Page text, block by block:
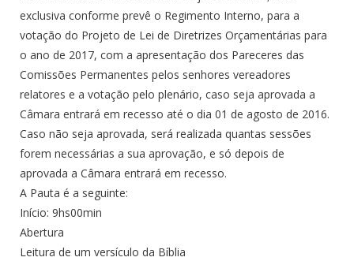
exclusiva conforme prevê o Regimento Interno, para a
votação do Projeto de Lei de Diretrizes Orçamentárias para
o ano de 2017, com a apresentação dos Pareceres das
Comissões Permanentes pelos senhores vereadores
relatores e a votação pelo plenário, caso seja aprovada a
Câmara entrará em recesso até o dia 01 de agosto de 2016.
Caso não seja aprovada, será realizada quantas sessões
forem necessárias a sua aprovação, e só depois de
aprovada a Câmara entrará em recesso.
A Pauta é a seguinte:
Início: 9hs00min
Abertura
Leitura de um versículo da Bíblia